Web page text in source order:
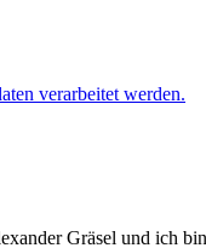
verarbeitet werden.
Gräsel und ich